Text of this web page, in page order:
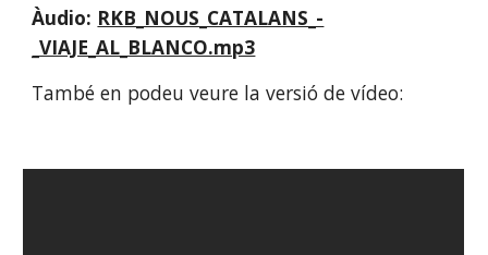
Àudio: RKB_NOUS_CATALANS_-
_VIAJE_AL_BLANCO.mp3
També en podeu veure la versió de vídeo: